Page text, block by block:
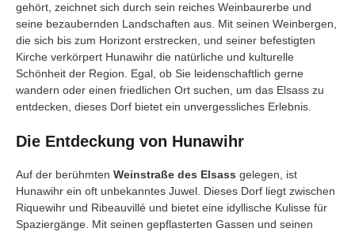
gehört, zeichnet sich durch sein reiches Weinbaurerbe und
seine bezaubernden Landschaften aus. Mit seinen Weinbergen,
die sich bis zum Horizont erstrecken, und seiner befestigten
Kirche verkörpert Hunawihr die natürliche und kulturelle
Schönheit der Region. Egal, ob Sie leidenschaftlich gerne
wandern oder einen friedlichen Ort suchen, um das Elsass zu
entdecken, dieses Dorf bietet ein unvergessliches Erlebnis.
Die Entdeckung von Hunawihr
Auf der berühmten Weinstraße des Elsass gelegen, ist
Hunawihr ein oft unbekanntes Juwel. Dieses Dorf liegt zwischen
Riquewihr und Ribeauvillé und bietet eine idyllische Kulisse für
Spaziergänge. Mit seinen gepflasterten Gassen und seinen